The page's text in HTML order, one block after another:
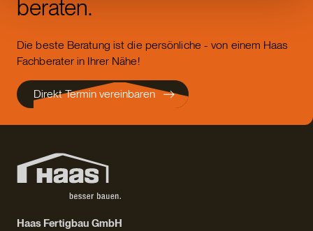
beraten.
Die beste Beratung ist die persönliche - von einem Haas
Fachberater in Ihrer Nähe!
Direkt Termin vereinbaren
Haas Fertigbau GmbH